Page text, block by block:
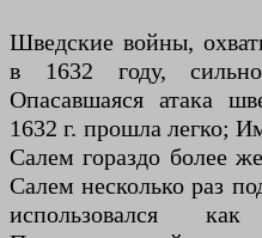
Шведские войны,
в 1632 году,
Опасавшаяся атака
1632 г. прошла легко;
Салем гораздо более
Салем несколько раз
использовался